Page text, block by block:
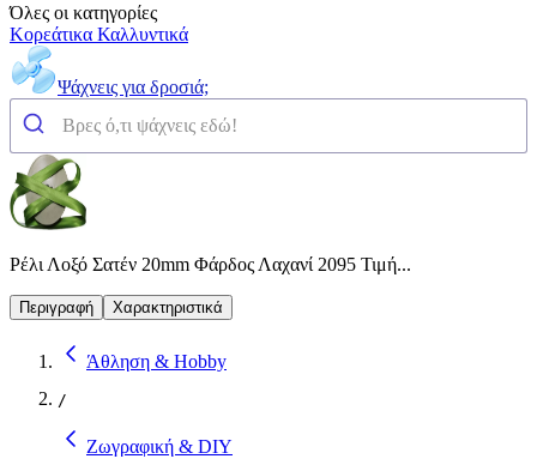
Όλες οι κατηγορίες
Κορεάτικα Καλλυντικά
Ψάχνεις για δροσιά;
Ρέλι Λοξό Σατέν 20mm Φάρδος Λαχανί 2095 Τιμή...
Περιγραφή Χαρακτηριστικά
Άθληση & Hobby
/
Ζωγραφική & DIY